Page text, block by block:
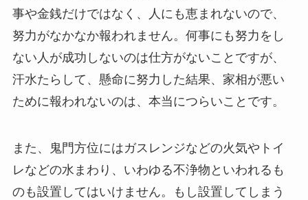
事や金銭だけではなく、人にも恵まれないので、
努力がなかなか報われません。何事にも努力をし
ない人が成功しないのは仕方がないことですが、
汗水たらして、懸命に努力した結果、家相が悪い
ために報われないのは、本当につらいことです。
また、鬼門方位にはガスレンジなどの火気やトイ
レなどの水まわり、いわゆる不浄物といわれるも
のも設置してはいけません。もし設置してしまう